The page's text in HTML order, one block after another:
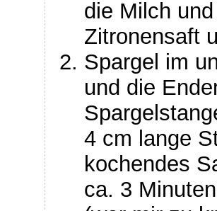
die Milch
Zitronensaft
Spargel im
und die
4 cm lange
kochendes
ca. 3